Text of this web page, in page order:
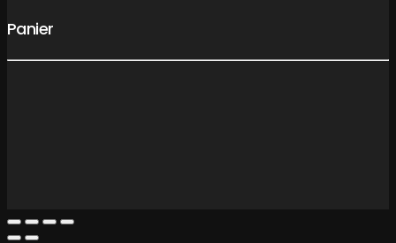
Panier